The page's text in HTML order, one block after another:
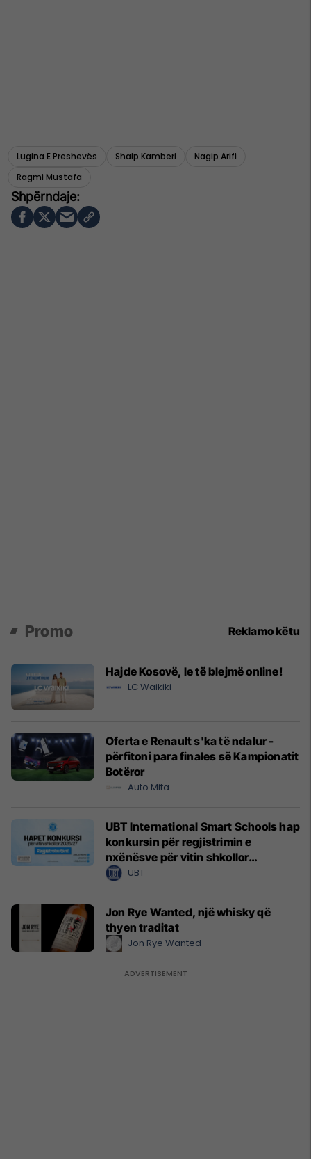
Lugina E Preshevës Shaip Kamberi
Nagip Arifi
Ragmi Mustafa
Promo Reklamo këtu
Hajde Kosovë, le të blejmë online!
LC Waikiki
Oferta e Renault s'ka të ndalur -
përfitoni para finales së Kampionatit
Botëror
Auto Mita
UBT International Smart Schools hap
konkursin për regjistrimin e
nxënësve për vitin shkollor
2026/2027
UBT
Jon Rye Wanted, një whisky që
thyen traditat
Jon Rye Wanted